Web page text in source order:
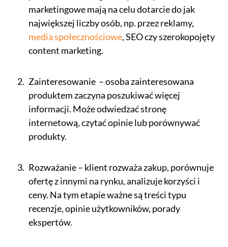
marketingowe mają na celu dotarcie do jak
największej liczby osób, np. przez reklamy,
media społecznościowe, SEO czy szerokopojęty
content marketing.
Zainteresowanie – osoba zainteresowana
produktem zaczyna poszukiwać więcej
informacji. Może odwiedzać stronę
internetową, czytać opinie lub porównywać
produkty.
Rozważanie – klient rozważa zakup, porównuje
ofertę z innymi na rynku, analizuje korzyści i
ceny. Na tym etapie ważne są treści typu
recenzje, opinie użytkowników, porady
ekspertów.